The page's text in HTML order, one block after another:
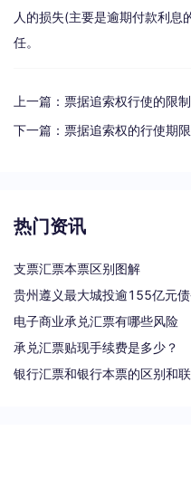
人的损失(主要是逾期付款利息
任。
上一篇： 票据追索权行使的限
下一篇： 票据追索权的行使期
热门资讯
支票汇票本票区别图解
电子商业承兑汇票有哪些风险
承兑汇票贴现手续费是多少？